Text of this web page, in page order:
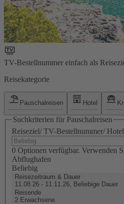
TV-Bestellnummer einfach als
Reisekategorie
Pauschalreisen Hotel
Suchkriterien für Pauschalreisen
Reiseziel/ TV-Bestellnummer/ Hotel
0 Optionen verfügbar. Verwenden
Abflughafen
Beliebig
Reisezeitraum & Dauer
11.08.26 - 11.11.26, Beliebige Dauer
Reisende
2 Erwachsene